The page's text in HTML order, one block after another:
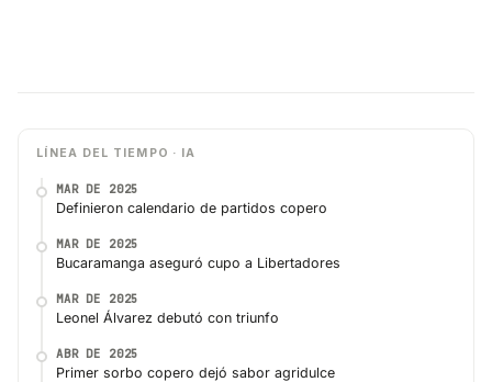
LÍNEA DEL TIEMPO · IA
MAR DE 2025
Definieron calendario de partidos copero
MAR DE 2025
Bucaramanga aseguró cupo a Libertadores
MAR DE 2025
Leonel Álvarez debutó con triunfo
ABR DE 2025
Primer sorbo copero dejó sabor agridulce